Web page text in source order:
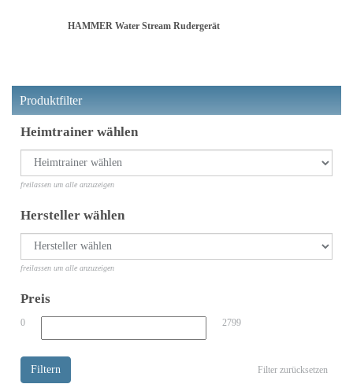
HAMMER Water Stream Rudergerät
Produktfilter
Heimtrainer wählen
freilassen um alle anzuzeigen
Hersteller wählen
freilassen um alle anzuzeigen
Preis
0 2799
Filter zurücksetzen
Filtern